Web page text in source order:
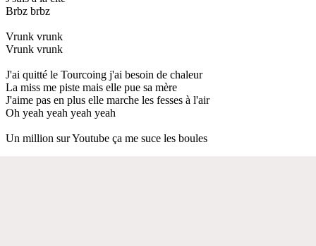
Brbz brbz
Vrunk vrunk
Vrunk vrunk
J'ai quitté le Tourcoing j'ai besoin de chaleur
La miss me piste mais elle pue sa mère
J'aime pas en plus elle marche les fesses à l'air
Oh yeah yeah yeah yeah
Un million sur Youtube ça me suce les boules